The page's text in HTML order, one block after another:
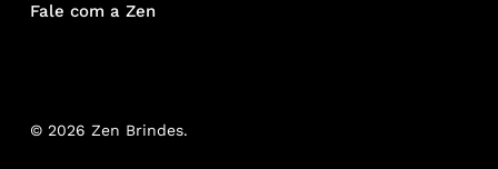
Fale com a Zen
© 2026 Zen Brindes.